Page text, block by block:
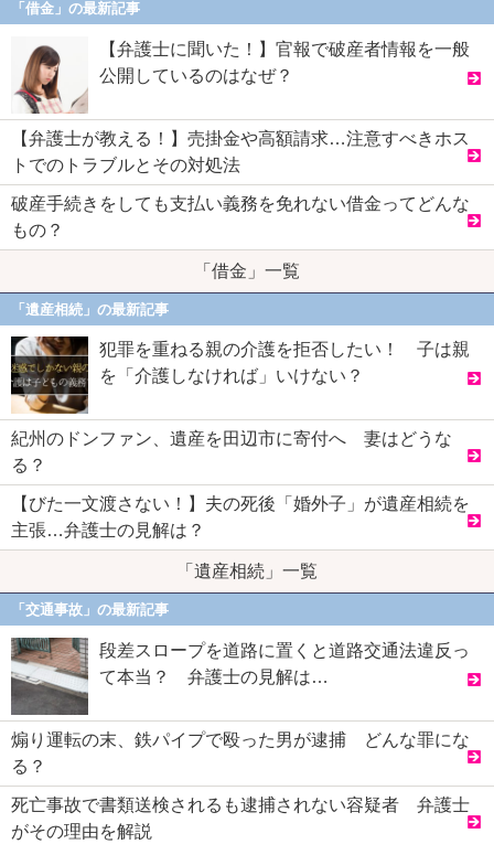
「借金」の最新記事
【弁護士に聞いた！】官報で破産者情報を一般
公開しているのはなぜ？
【弁護士が教える！】売掛金や高額請求…注意すべきホス
トでのトラブルとその対処法
破産手続きをしても支払い義務を免れない借金ってどんな
もの？
「借金」一覧
「遺産相続」の最新記事
犯罪を重ねる親の介護を拒否したい！ 子は親
を「介護しなければ」いけない？
紀州のドンファン、遺産を田辺市に寄付へ 妻はどうな
る？
【びた一文渡さない！】夫の死後「婚外子」が遺産相続を
主張…弁護士の見解は？
「遺産相続」一覧
「交通事故」の最新記事
段差スロープを道路に置くと道路交通法違反っ
て本当？ 弁護士の見解は…
煽り運転の末、鉄パイプで殴った男が逮捕 どんな罪にな
る？
死亡事故で書類送検されるも逮捕されない容疑者 弁護士
がその理由を解説